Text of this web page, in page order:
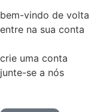
bem-vindo de volta
entre na sua conta
crie uma conta
junte-se a nós